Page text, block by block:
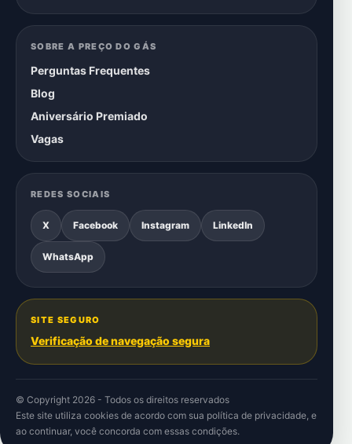
SOBRE A PREÇO DO GÁS
Perguntas Frequentes
Blog
Aniversário Premiado
Vagas
REDES SOCIAIS
X Facebook Instagram LinkedIn
WhatsApp
SITE SEGURO
Verificação de navegação segura
© Copyright 2026 - Todos os direitos reservados
Este site utiliza cookies de acordo com sua política de privacidade, e
ao continuar, você concorda com essas condições.